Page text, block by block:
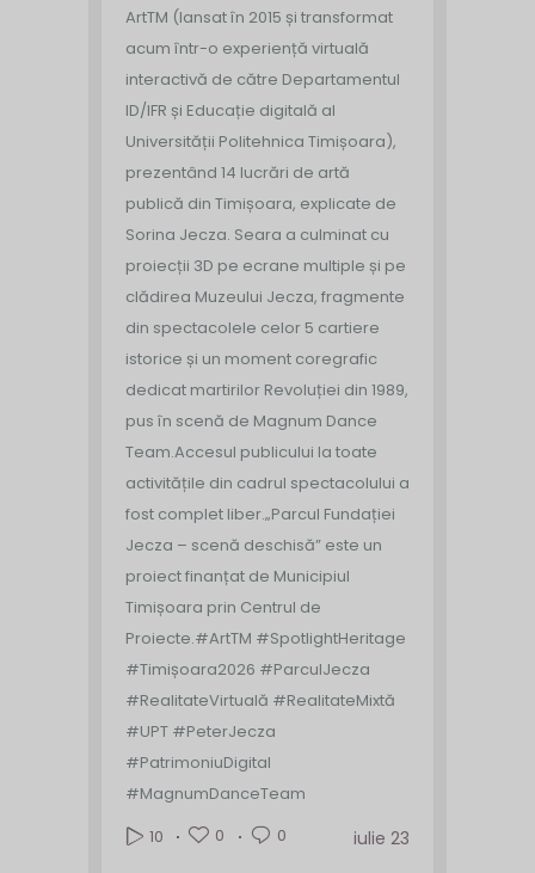
ArtTM (lansat în 2015 și transformat
acum într-o experiență virtuală
interactivă de către Departamentul
ID/IFR și Educație digitală al
Universității Politehnica Timișoara),
prezentând 14 lucrări de artă
publică din Timișoara, explicate de
Sorina Jecza. Seara a culminat cu
proiecții 3D pe ecrane multiple și pe
clădirea Muzeului Jecza, fragmente
din spectacolele celor 5 cartiere
istorice și un moment coregrafic
dedicat martirilor Revoluției din 1989,
pus în scenă de Magnum Dance
Team.Accesul publicului la toate
activitățile din cadrul spectacolului a
fost complet liber.„Parcul Fundației
Jecza – scenă deschisă” este un
proiect finanțat de Municipiul
Timișoara prin Centrul de
Proiecte.#ArtTM #SpotlightHeritage
#Timișoara2026 #ParculJecza
#RealitateVirtuală #RealitateMixtă
#UPT #PeterJecza
#PatrimoniuDigital
#MagnumDanceTeam
10
0 0 iulie 23